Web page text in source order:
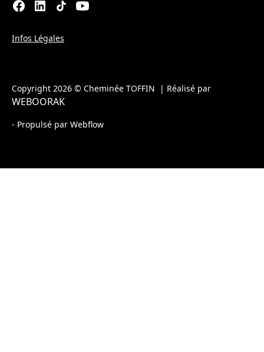
Copyright 2026 © Cheminée TOFFIN | Réalisé par
WEBOORAK
- Propulsé par Webflow
Infos Légales